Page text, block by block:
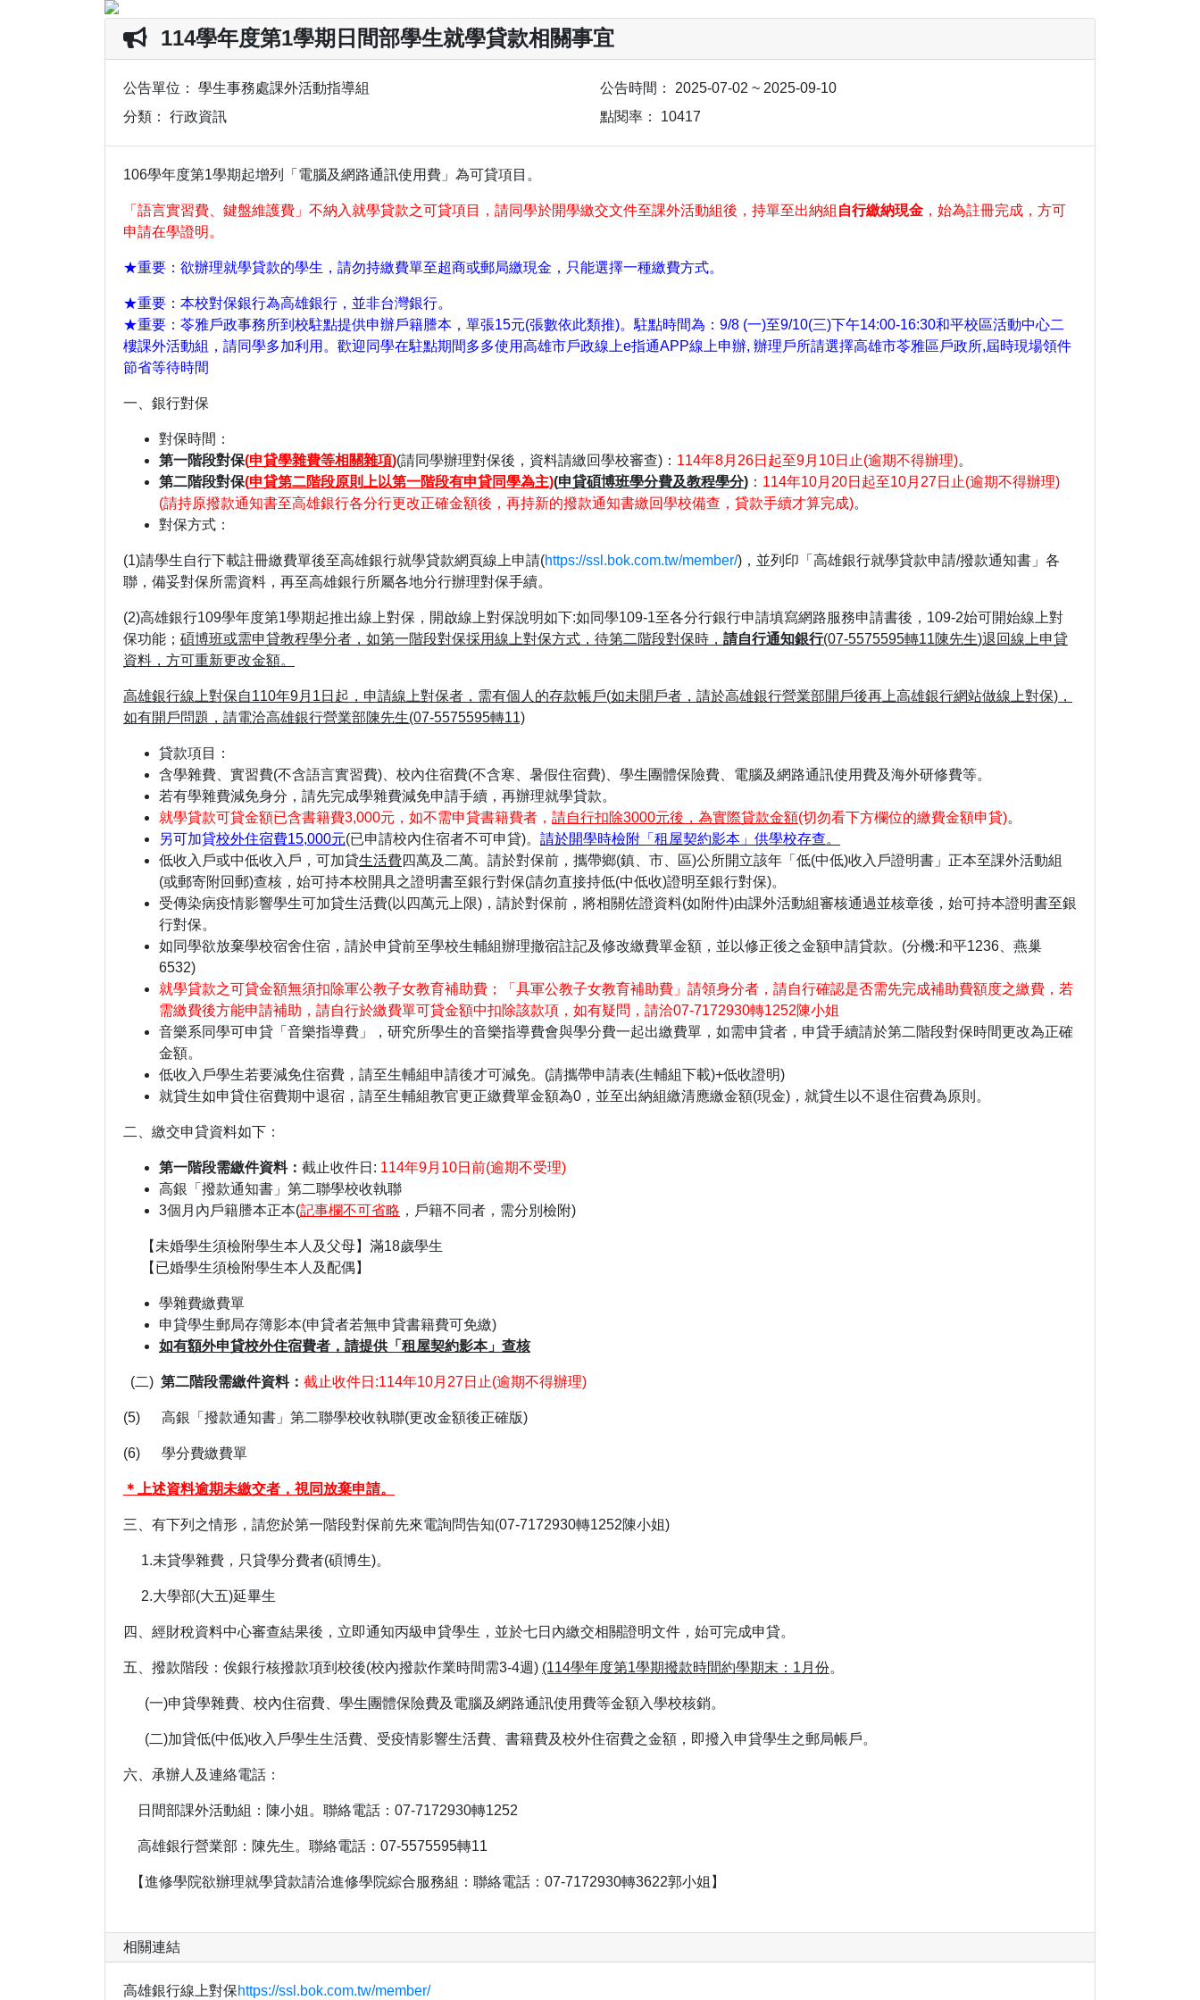
114學年度第1學期日間部學生就學貸款相關事宜
公告單位： 學生事務處課外活動指導組 公告時間： 2025-07-02 ~ 2025-09-10
分類： 行政資訊 點閱率： 10417
106學年度第1學期起增列「電腦及網路通訊使用費」為可貸項目。
「語言實習費、鍵盤維護費」不納入就學貸款之可貸項目，請同學於開學繳交文件至課外活動組後，持單至出納組 自行繳納現金 ，始為註冊完成，方可
申請在學證明。
★重要：欲辦理就學貸款的學生，請勿持繳費單至超商或郵局繳現金，只能選擇一種繳費方式。
★重要：本校對保銀行為高雄銀行，並非台灣銀行。
★重要：苓雅戶政事務所到校駐點提供申辦戶籍謄本，單張15元(張數依此類推)。駐點時間為：9/8 (一)至9/10(三)下午14:00-16:30和平校區活動中心二
樓課外活動組，請同學多加利用。歡迎同學在駐點期間多多使用高雄市戶政線上e指通APP線上申辦, 辦理戶所請選擇高雄市苓雅區戶政所,屆時現場領件
節省等待時間
一、銀行對保
對保時間：
第一階段對保(申貸學雜費等相關雜項)(請同學辦理對保後，資料請繳回學校審查)： 114年8月26日起至9月10日止(逾期不得辦理)。
第二階段對保(申貸第二階段原則上以第一階段有申貸同學為主)(申貸碩博班學分費及教程學分) ： 114年10月20日起至10月27日止(逾期不得辦理)
(請持原撥款通知書至高雄銀行各分行更改正確金額後，再持新的撥款通知書繳回學校備查，貸款手續才算完成)。
對保方式：
(1)請學生自行下載註冊繳費單後至高雄銀行就學貸款網頁線上申請(https://ssl.bok.com.tw/member/) ，並列印「高雄銀行就學貸款申請/撥款通知書」各
聯，備妥對保所需資料，再至高雄銀行所屬各地分行辦理對保手續。
(2)高雄銀行109學年度第1學期起推出線上對保，開啟線上對保說明如下:如同學109-1至各分行銀行申請填寫網路服務申請書後，109-2始可開始線上對
保功能； 碩博班或需申貸教程學分者，如第一階段對保採用線上對保方式，待第二階段對保時， 請自行通知銀行(07-5575595轉11陳先生)退回線上申貸
資料，方可重新更改金額。
高雄銀行線上對保自110年9月 1 日起，申請線上對保者，需有個人的存款帳戶(如未開戶者，請於高雄銀行營業部開戶後再上高雄銀行網站做線上對保) ，
如有開戶問題，請電洽高雄銀行營業部陳先生(07-5575595轉11)
貸款項目：
含學雜費、實習費(不含語言實習費)、校內住宿費(不含寒、暑假住宿費)、學生團體保險費、電腦及網路通訊使用費及海外研修費等。
若有學雜費減免身分，請先完成學雜費減免申請手續，再辦理就學貸款。
就學貸款可貸金額已含書籍費3,000元，如不需申貸書籍費者， 請自行扣除3000元後，為實際貸款金額(切勿看下方欄位的繳費金額申貸)。
另可加貸校外住宿費15,000元(已申請校內住宿者不可申貸)。 請於開學時檢附「租屋契約影本」供學校存查。
低收入戶或中低收入戶，可加貸生活費四萬及二萬。請於對保前，攜帶鄉(鎮、市、區)公所開立該年「低(中低)收入戶證明書」正本至課外活動組
(或郵寄附回郵)查核，始可持本校開具之證明書至銀行對保(請勿直接持低(中低收)證明至銀行對保)。
受傳染病疫情影響學生可加貸生活費(以四萬元上限)，請於對保前，將相關佐證資料(如附件)由課外活動組審核通過並核章後，始可持本證明書至銀
行對保。
如同學欲放棄學校宿舍住宿，請於申貸前至學校生輔組辦理撤宿註記及修改繳費單金額，並以修正後之金額申請貸款。(分機:和平1236、燕巢
6532)
就學貸款之可貸金額無須扣除軍公教子女教育補助費；「具軍公教子女教育補助費」請領身分者，請自行確認是否需先完成補助費額度之繳費，若
需繳費後方能申請補助，請自行於繳費單可貸金額中扣除該款項，如有疑問，請洽07-7172930轉1252陳小姐
音樂系同學可申貸「音樂指導費」，研究所學生的音樂指導費會與學分費一起出繳費單，如需申貸者，申貸手續請於第二階段對保時間更改為正確
金額。
低收入戶學生若要減免住宿費，請至生輔組申請後才可減免。(請攜帶申請表(生輔組下載)+低收證明)
就貸生如申貸住宿費期中退宿，請至生輔組教官更正繳費單金額為0，並至出納組繳清應繳金額(現金)，就貸生以不退住宿費為原則。
二、繳交申貸資料如下：
第一階段需繳件資料： 截止收件日: 114年9月10日前(逾期不受理)
高銀「撥款通知書」第二聯學校收執聯
3個月內戶籍謄本正本(記事欄不可省略 ，戶籍不同者，需分別檢附)
【未婚學生須檢附學生本人及父母】滿18歲學生
【已婚學生須檢附學生本人及配偶】
學雜費繳費單
申貸學生郵局存簿影本(申貸者若無申貸書籍費可免繳)
如有額外申貸校外住宿費者，請提供「租屋契約影本」查核
(二) 第二階段需繳件資料： 截止收件日:114年10月27日止(逾期不得辦理)
(5) 高銀「撥款通知書」第二聯學校收執聯(更改金額後正確版)
(6) 學分費繳費單
＊上述資料逾期未繳交者，視同放棄申請。
三、有下列之情形，請您於第一階段對保前先來電詢問告知(07-7172930轉1252陳小姐)
1.未貸學雜費，只貸學分費者(碩博生)。
2.大學部(大五)延畢生
四、經財稅資料中心審查結果後，立即通知丙級申貸學生，並於七日內繳交相關證明文件，始可完成申貸。
五、撥款階段：俟銀行核撥款項到校後(校內撥款作業時間需3-4週) (114學年度第1學期撥款時間約學期末： 1 月份。
(一)申貸學雜費、校內住宿費、學生團體保險費及電腦及網路通訊使用費等金額入學校核銷。
(二)加貸低(中低)收入戶學生生活費、受疫情影響生活費、書籍費及校外住宿費之金額，即撥入申貸學生之郵局帳戶。
六、承辦人及連絡電話：
日間部課外活動組：陳小姐。聯絡電話：07-7172930轉1252
高雄銀行營業部：陳先生。聯絡電話：07-5575595轉11
【進修學院欲辦理就學貸款請洽進修學院綜合服務組：聯絡電話：07-7172930轉3622郭小姐】
相關連結
高雄銀行線上對保https://ssl.bok.com.tw/member/